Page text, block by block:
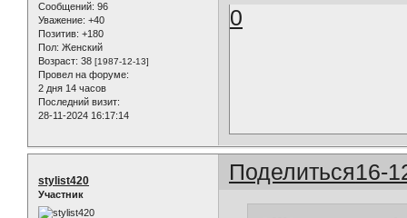
Сообщений: 96
Уважение: +40
Позитив: +180
Пол: Женский
Возраст: 38 [1987-12-13]
Провел на форуме:
2 дня 14 часов
Последний визит:
28-11-2024 16:17:14
0
Поделиться16-
stylist420
Участник